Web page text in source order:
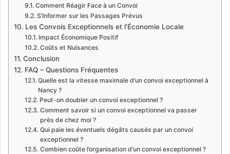
Comment Réagir Face à un Convoi
S’Informer sur les Passages Prévus
Les Convois Exceptionnels et l’Économie Locale
Impact Économique Positif
Coûts et Nuisances
Conclusion
FAQ – Questions Fréquentes
Quelle est la vitesse maximale d’un convoi exceptionnel à
Nancy ?
Peut-on doubler un convoi exceptionnel ?
Comment savoir si un convoi exceptionnel va passer
près de chez moi ?
Qui paie les éventuels dégâts causés par un convoi
exceptionnel ?
Combien coûte l’organisation d’un convoi exceptionnel ?